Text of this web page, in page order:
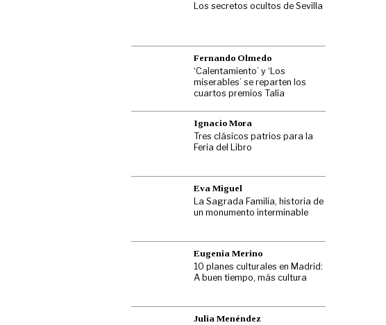
Los secretos ocultos de Sevilla
Fernando Olmedo
‘Calentamiento’ y ‘Los
miserables’ se reparten los
cuartos premios Talía
Ignacio Mora
Tres clásicos patrios para la
Feria del Libro
Eva Miguel
La Sagrada Familia, historia de
un monumento interminable
Eugenia Merino
10 planes culturales en Madrid:
A buen tiempo, más cultura
Julia Menéndez